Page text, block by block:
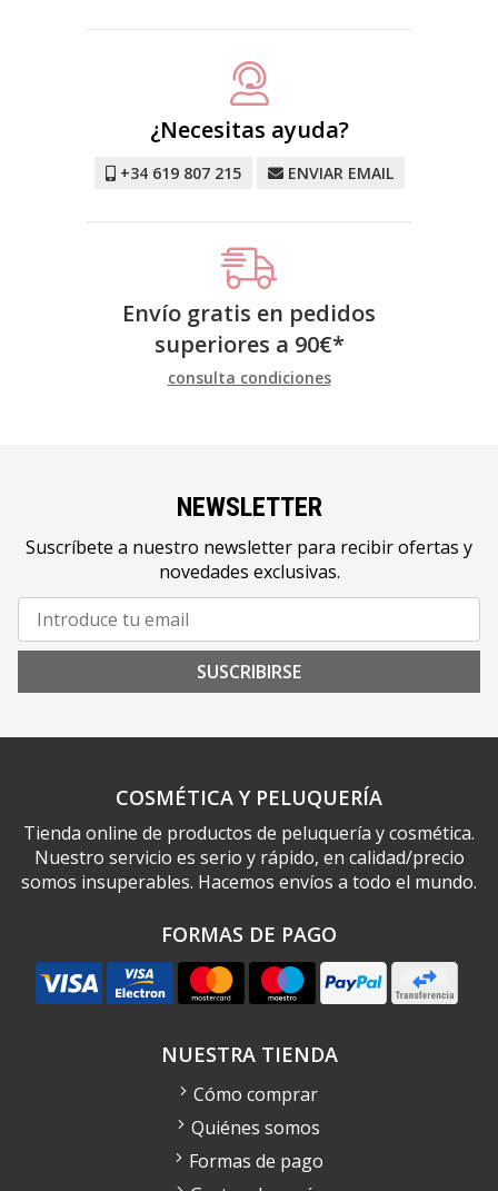
¿Necesitas ayuda?
+34 619 807 215 ENVIAR EMAIL
Envío gratis en pedidos
superiores a 90€*
consulta condiciones
NEWSLETTER
Suscríbete a nuestro newsletter para recibir ofertas y
novedades exclusivas.
SUSCRIBIRSE
COSMÉTICA Y PELUQUERÍA
Tienda online de productos de peluquería y cosmética.
Nuestro servicio es serio y rápido, en calidad/precio
somos insuperables. Hacemos envíos a todo el mundo.
FORMAS DE PAGO
NUESTRA TIENDA
Cómo comprar
Quiénes somos
Formas de pago